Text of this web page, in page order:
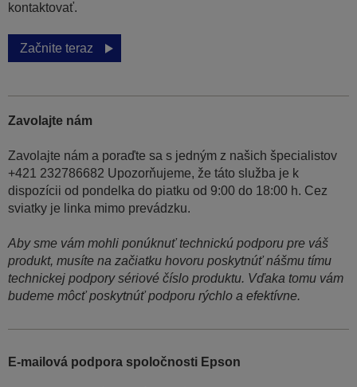
kontaktovať.
Začnite teraz
Zavolajte nám
Zavolajte nám a poraďte sa s jedným z našich špecialistov
+421 232786682 Upozorňujeme, že táto služba je k
dispozícii od pondelka do piatku od 9:00 do 18:00 h. Cez
sviatky je linka mimo prevádzku.
Aby sme vám mohli ponúknuť technickú podporu pre váš
produkt, musíte na začiatku hovoru poskytnúť nášmu tímu
technickej podpory sériové číslo produktu. Vďaka tomu vám
budeme môcť poskytnúť podporu rýchlo a efektívne.
E-mailová podpora spoločnosti Epson